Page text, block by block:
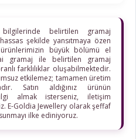
belirtilen gramaj
şekilde yansıtmaya özen
büyük bölümü el
gramaj ile belirtilen gramaj
farklılıklar oluşabilmektedir.
etkilemez; tamamen üretim
Satın aldığınız ürünün
almak isterseniz, iletişim
E-Goldia Jewellery olarak şeffaf
ilke ediniyoruz.